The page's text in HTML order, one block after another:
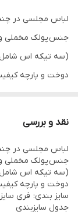
لباس مجلسی در چند
(سه تیکه اس شامل
دوخت و پارچه
لباس را در درون
ضخیم بودن بافت
کنید، لباس را به
وارد نشود چراکه
خشک شود لباس ها
نقد و بررسی
لباس مجلسی در چند
(سه تیکه اس شامل
دوخت و پارچه
سایز بندی: فری سایز از 38
جدول سایزبندی